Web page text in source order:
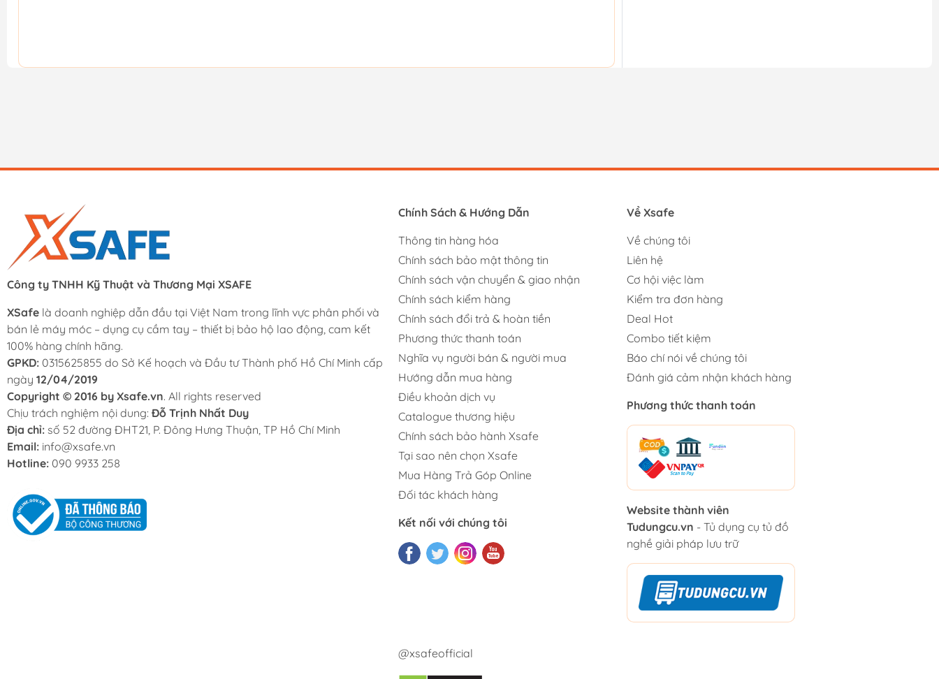
Công ty TNHH Kỹ Thuật và Thương Mại XSAFE
XSafe là doanh nghiệp dẫn đầu tại Việt Nam trong lĩnh vực phân phối và
bán lẻ máy móc – dụng cụ cầm tay – thiết bị bảo hộ lao động, cam kết
100% hàng chính hãng.
GPKD: 0315625855 do Sở Kế hoạch và Đầu tư Thành phố Hồ Chí Minh cấp
ngày 12/04/2019
Copyright © 2016 by Xsafe.vn. All rights reserved
Chịu trách nghiệm nội dung: Đỗ Trịnh Nhất Duy
Địa chỉ: số 52 đường ĐHT21, P. Đông Hưng Thuận, TP Hồ Chí Minh
Email: info@xsafe.vn
Hotline: 090 9933 258
Chính Sách & Hướng Dẫn
Thông tin hàng hóa
Chính sách bảo mật thông tin
Chính sách vận chuyển & giao nhận
Chính sách kiểm hàng
Chính sách đổi trả & hoàn tiền
Phương thức thanh toán
Nghĩa vụ người bán & người mua
Hướng dẫn mua hàng
Điều khoản dịch vụ
Catalogue thương hiệu
Chính sách bảo hành Xsafe
Tại sao nên chọn Xsafe
Mua Hàng Trả Góp Online
Đối tác khách hàng
Kết nối với chúng tôi
Về Xsafe
Về chúng tôi
Liên hệ
Cơ hội việc làm
Kiểm tra đơn hàng
Deal Hot
Combo tiết kiệm
Báo chí nói về chúng tôi
Đánh giá cảm nhận khách hàng
Phương thức thanh toán
Website thành viên
Tudungcu.vn - Tủ dụng cụ tủ đồ
nghề giải pháp lưu trữ
@xsafeofficial